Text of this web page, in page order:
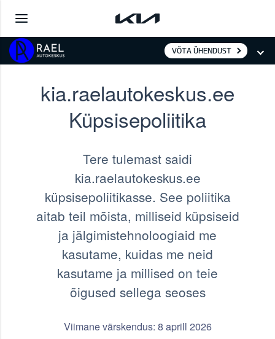
VÕTA ÜHENDUST
kia.raelautokeskus.ee
Küpsisepoliitika
Tere tulemast saidi
kia.raelautokeskus.ee
küpsisepoliitikasse. See poliitika
aitab teil mõista, milliseid küpsiseid
ja jälgimistehnoloogiaid me
kasutame, kuidas me neid
kasutame ja millised on teie
õigused sellega seoses
Viimane värskendus: 8 aprill 2026